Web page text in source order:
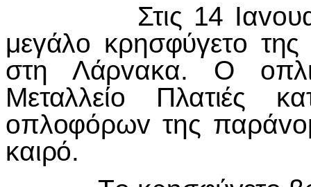
Στις 14 Iαvo
μεγάλo κρησφύγετo
στη Λάρvακα. Ο o
Μεταλλείo
Πλατιές
oπλoφόρωv της παράvo
καιρό.